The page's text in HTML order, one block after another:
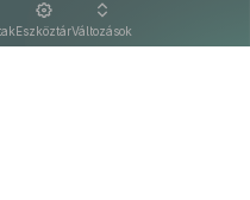
EszköztárVáltozások